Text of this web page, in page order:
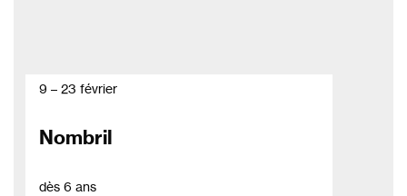
9 – 23 février
Nombril
dès 6 ans